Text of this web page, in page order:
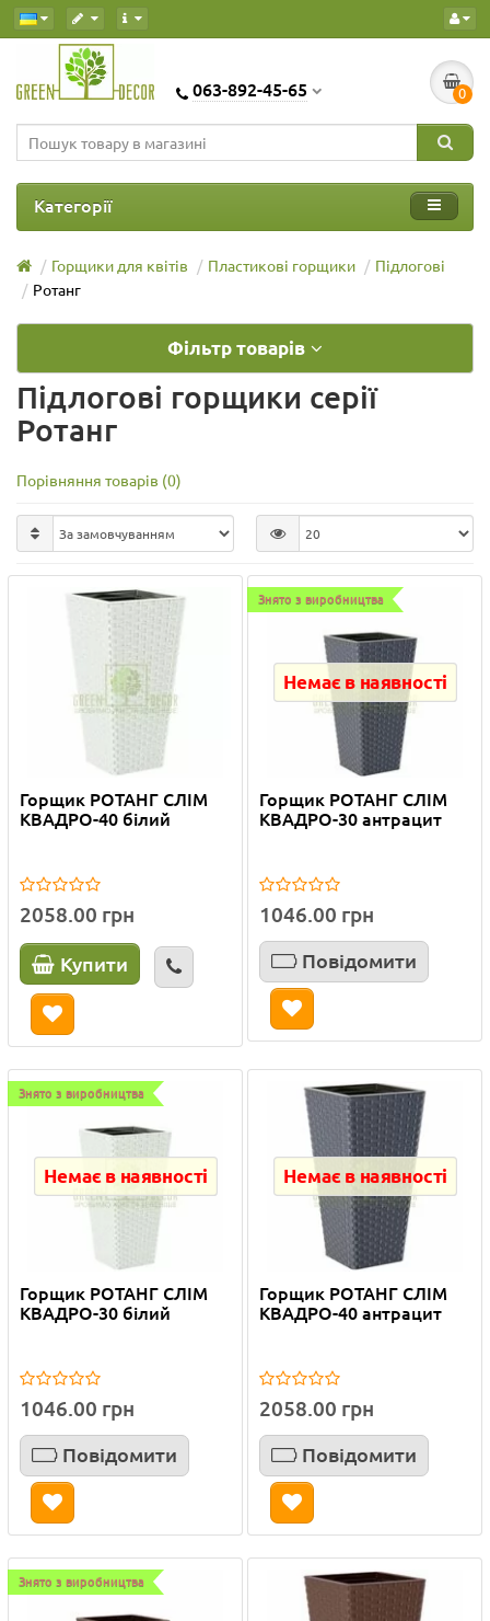
063-892-45-65 0
Категорії
Горщики для квітів Пластикові горщики
Підлогові
Ротанг
Фільтр товарів
Підлогові горщики серії
Ротанг
Порівняння товарів (0)
Горщик РОТАНГ СЛІМ
КВАДРО-40 білий
2058.00 грн
Купити
Знято з виробництва
Немає в наявності
Горщик РОТАНГ СЛІМ
КВАДРО-30 антрацит
1046.00 грн
Повідомити
Знято з виробництва
Немає в наявності
Горщик РОТАНГ СЛІМ
КВАДРО-30 білий
1046.00 грн
Повідомити
Немає в наявності
Горщик РОТАНГ СЛІМ
КВАДРО-40 антрацит
2058.00 грн
Повідомити
Знято з виробництва